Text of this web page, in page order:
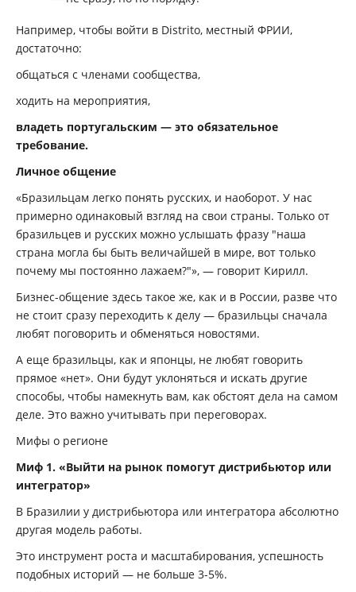
Например, чтобы войти в Distrito, местный ФРИИ,
достаточно:
общаться с членами сообщества,
ходить на мероприятия,
владеть португальским — это обязательное
требование.
Личное общение
«Бразильцам легко понять русских, и наоборот. У нас
примерно одинаковый взгляд на свои страны. Только от
бразильцев и русских можно услышать фразу "наша
страна могла бы быть величайшей в мире, вот только
почему мы постоянно лажаем?"», — говорит Кирилл.
Бизнес-общение здесь такое же, как и в России, разве что
не стоит сразу переходить к делу — бразильцы сначала
любят поговорить и обменяться новостями.
А еще бразильцы, как и японцы, не любят говорить
прямое «нет». Они будут уклоняться и искать другие
способы, чтобы намекнуть вам, как обстоят дела на самом
деле. Это важно учитывать при переговорах.
Мифы о регионе
Миф 1. «Выйти на рынок помогут дистрибьютор или
интегратор»
В Бразилии у дистрибьютора или интегратора абсолютно
другая модель работы.
Это инструмент роста и масштабирования, успешность
подобных историй — не больше 3-5%.